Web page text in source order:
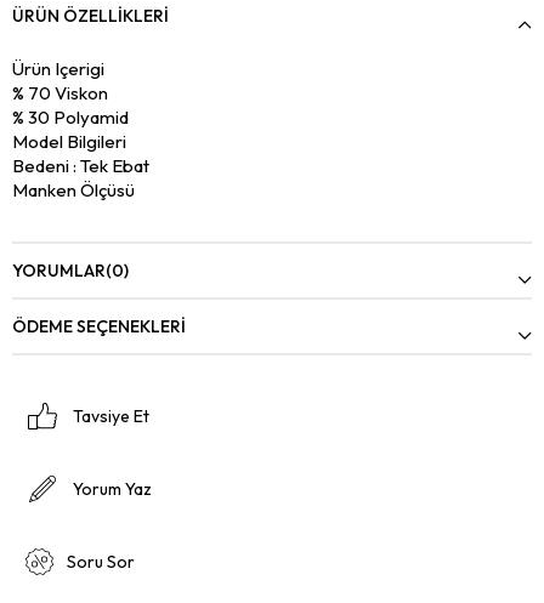
ÜRÜN ÖZELLIKLERI
Ürün Içerigi
% 70 Viskon
% 30 Polyamid
Model Bilgileri
Bedeni : Tek Ebat
Manken Ölçüsü
Basen : 86
Kilo : 52
YORUMLAR(0)
ÖDEME SEÇENEKLERI
Tavsiye Et
Yorum Yaz
Soru Sor